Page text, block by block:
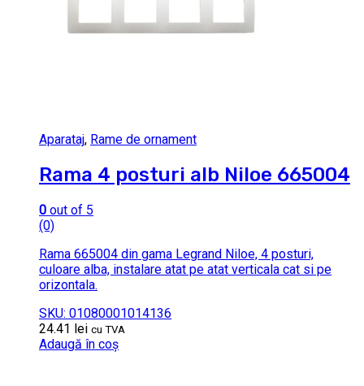
Aparataj, Rame de ornament
Rama 4 posturi alb Niloe 665004
0 out of 5
(0)
Rama 665004 din gama Legrand Niloe, 4 posturi,
culoare alba, instalare atat pe atat verticala cat si pe
orizontala.
SKU: 01080001014136
24.41 lei cu TVA
Adaugă în coș